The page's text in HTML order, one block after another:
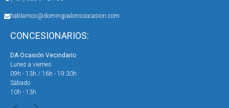
hablamos@domingoalonsoocasion.com
CONCESIONARIOS:
DA Ocasión Vecindario
Lunes a viernes
09h - 13h / 16h - 19:30h
Sábado
10h - 13h